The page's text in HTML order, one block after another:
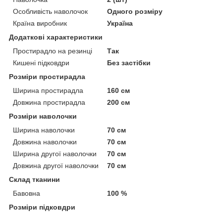
Особливість наволочок
Одного розміру
Країна виробник
Україна
Додаткові характеристики
Простирадло на резинці
Так
Кишені підковдри
Без застібки
Розміри простирадла
Ширина простирадла
160 см
Довжина простирадла
200 см
Розміри наволочки
Ширина наволочки
70 см
Довжина наволочки
70 см
Ширина другої наволочки
70 см
Довжина другої наволочки
70 см
Склад тканини
Бавовна
100 %
Розміри підковдри